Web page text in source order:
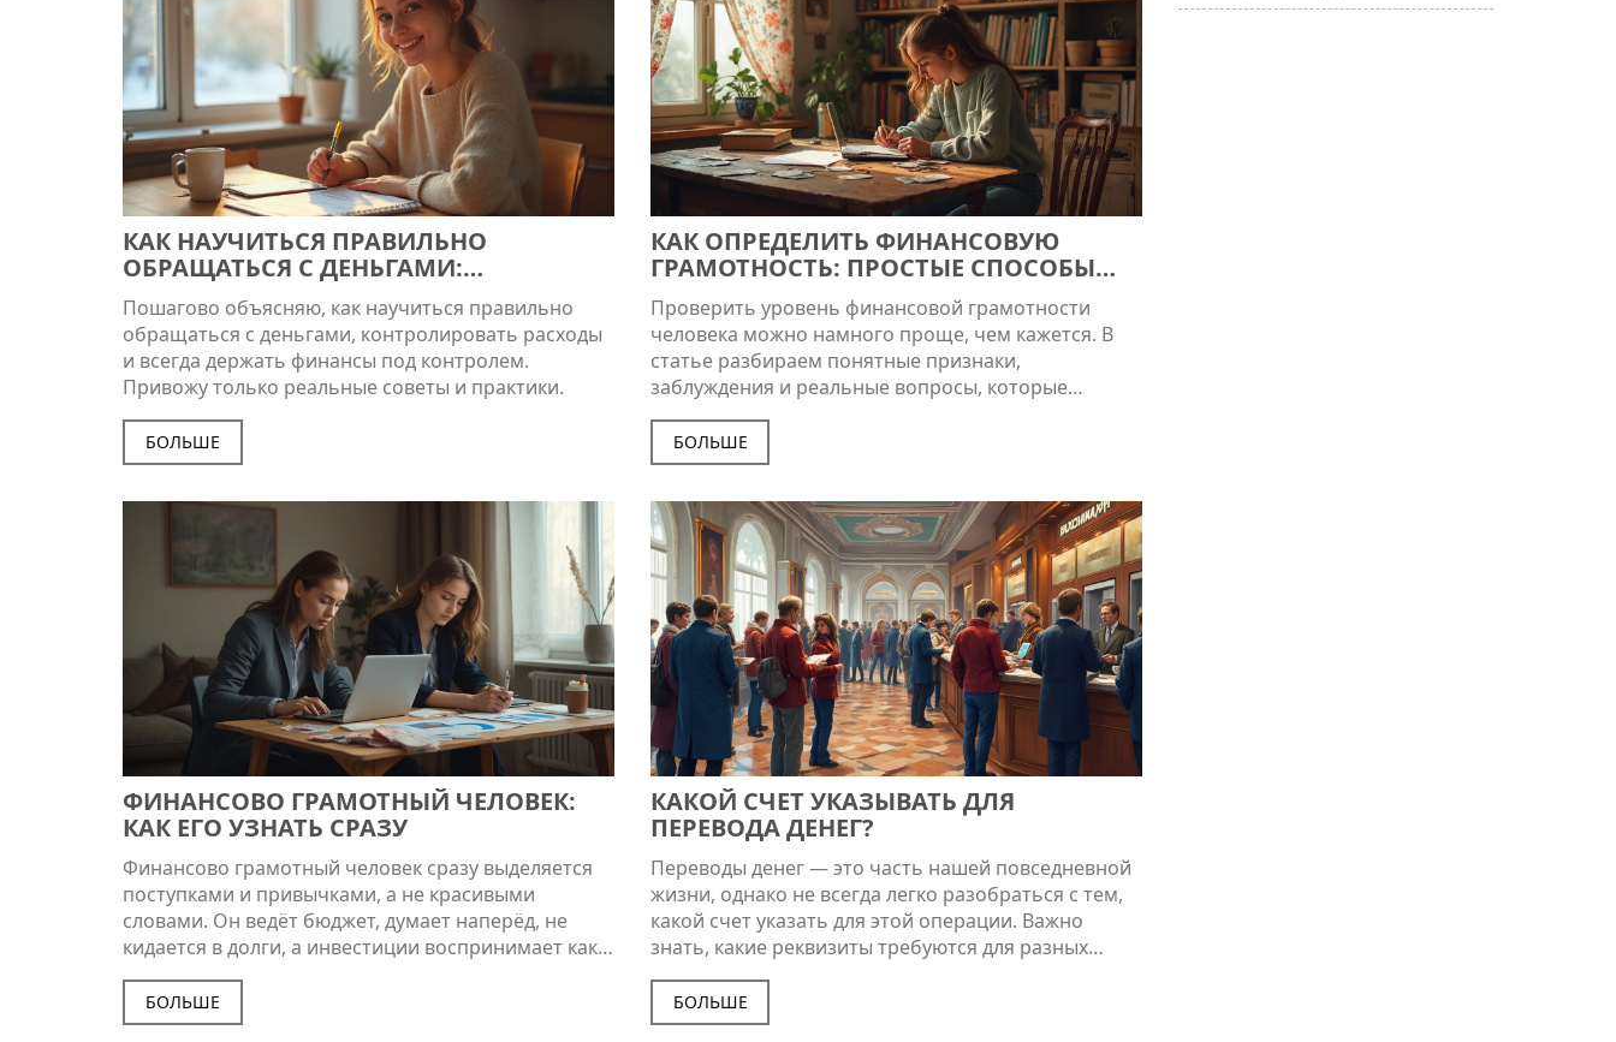
КАК НАУЧИТЬСЯ ПРАВИЛЬНО
ОБРАЩАТЬСЯ С ДЕНЬГАМИ:
ПОШАГОВОЕ РУКОВОДСТВО ПО
ФИНАНСОВОЙ ГРАМОТНОСТИ
Пошагово объясняю, как научиться правильно
обращаться с деньгами, контролировать расходы
и всегда держать финансы под контролем.
Привожу только реальные советы и практики.
БОЛЬШЕ
КАК ОПРЕДЕЛИТЬ ФИНАНСОВУЮ
ГРАМОТНОСТЬ: ПРОСТЫЕ СПОСОБЫ
ПОНЯТЬ УРОВЕНЬ ЧЕЛОВЕКА
Проверить уровень финансовой грамотности
человека можно намного проще, чем кажется. В
статье разбираем понятные признаки,
заблуждения и реальные вопросы, которые
раскрывают, как человек обращается с деньгами.
Разберем, на какие детали стоит обращать
внимание и какие ошибки встречаются чаще
оценить других, но и провести быструю
самопроверку. Материал поможет и новичкам, и
тем, кто уже следит за своими тратами.
БОЛЬШЕ
ФИНАНСОВО ГРАМОТНЫЙ ЧЕЛОВЕК:
КАК ЕГО УЗНАТЬ СРАЗУ
Финансово грамотный человек сразу выделяется
поступками и привычками, а не красивыми
словами. Он ведёт бюджет, думает наперёд, не
кидается в долги, а инвестиции воспринимает как
инструмент, а не авантюру. Такой человек уверен в
завтрашнем дне, умеет выстраивать отношения с
деньгами и не попадается на простые ловушки,
БОЛЬШЕ
КАКОЙ СЧЕТ УКАЗЫВАТЬ ДЛЯ
ПЕРЕВОДА ДЕНЕГ?
Переводы денег — это часть нашей повседневной
жизни, однако не всегда легко разобраться с тем,
какой счет указать для этой операции. Важно
знать, какие реквизиты требуются для разных
стран и банков, чтобы избежать ошибок и
задержек. Этот материал поможет вам
разобраться в основных понятиях и нюансах,
БОЛЬШЕ